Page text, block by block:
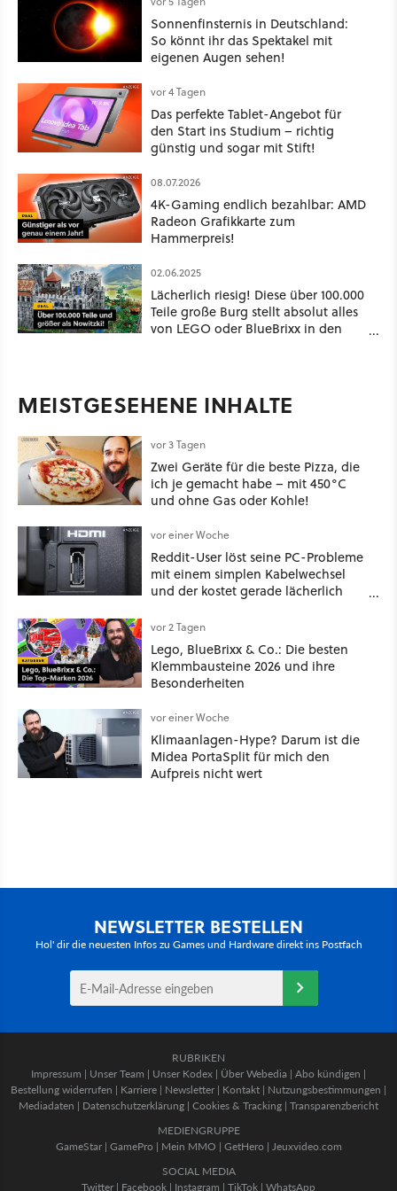
Sonnenfinsternis in Deutschland:
So könnt ihr das Spektakel mit
eigenen Augen sehen!
vor 4 Tagen
Das perfekte Tablet-Angebot für
den Start ins Studium – richtig
günstig und sogar mit Stift!
08.07.2026
4K-Gaming endlich bezahlbar: AMD
Radeon Grafikkarte zum
Hammerpreis!
02.06.2025
Lächerlich riesig! Diese über 100.000
Teile große Burg stellt absolut alles
von LEGO oder BlueBrixx in den
MEISTGESEHENE INHALTE
vor 3 Tagen
Zwei Geräte für die beste Pizza, die
ich je gemacht habe – mit 450°C
und ohne Gas oder Kohle!
vor einer Woche
Reddit-User löst seine PC-Probleme
mit einem simplen Kabelwechsel
und der kostet gerade lächerlich
vor 2 Tagen
Lego, BlueBrixx & Co.: Die besten
Klemmbausteine 2026 und ihre
Besonderheiten
vor einer Woche
Klimaanlagen-Hype? Darum ist die
Midea PortaSplit für mich den
Aufpreis nicht wert
NEWSLETTER BESTELLEN
Hol' dir die neuesten Infos zu Games und Hardware direkt ins Postfach
RUBRIKEN
Impressum | Unser Team | Unser Kodex | Über Webedia | Abo kündigen |
Bestellung widerrufen | Karriere | Newsletter | Kontakt | Nutzungsbestimmungen |
Mediadaten | Datenschutzerklärung | Cookies & Tracking | Transparenzbericht
MEDIENGRUPPE
GameStar| GamePro | Mein MMO | GetHero | Jeuxvideo.com
SOCIAL MEDIA
Twitter | Facebook | Instagram | TikTok | WhatsApp